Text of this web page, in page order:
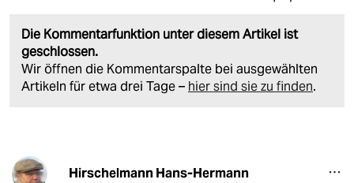
Die Kommentarfunktion unter diesem Artikel ist
geschlossen.
Wir öffnen die Kommentarspalte bei ausgewählten
Artikeln für etwa drei Tage – hier sind sie zu finden.
Hirschelmann Hans-Hermann